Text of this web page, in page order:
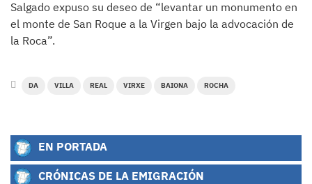
Salgado expuso su deseo de “levantar un monumento en
el monte de San Roque a la Virgen bajo la advocación de
la Roca”.
DA VILLA REAL VIRXE BAIONA ROCHA
EN PORTADA
CRÓNICAS DE LA EMIGRACIÓN